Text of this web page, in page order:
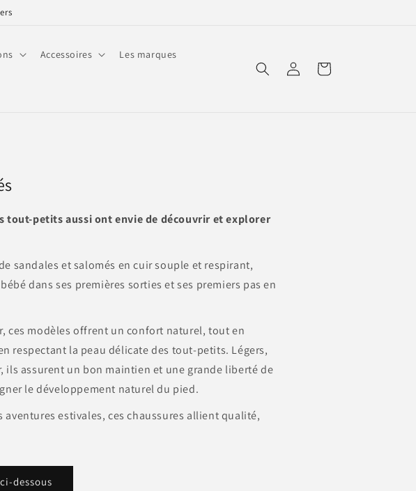
Accessoires Les marques
Connexion Panier
tout-petits aussi ont envie de découvrir et explorer
sandales et salomés en cuir souple et respirant,
dans ses premières sorties et ses premiers pas en
ces modèles offrent un confort naturel, tout en
respectant la peau délicate des tout-petits. Légers,
ils assurent un bon maintien et une grande liberté de
le développement naturel du pied.
aventures estivales, ces chaussures allient qualité,
dessous